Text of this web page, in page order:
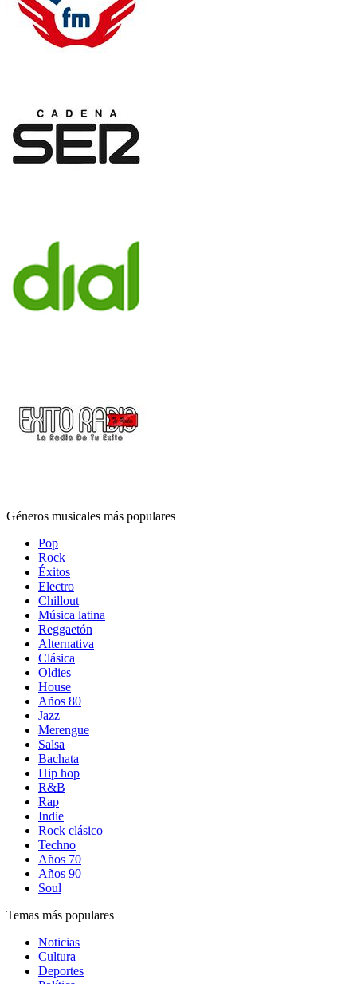
Géneros musicales más populares
Pop
Rock
Éxitos
Electro
Chillout
Música latina
Reggaetón
Alternativa
Clásica
Oldies
House
Años 80
Jazz
Merengue
Salsa
Bachata
Hip hop
R&B
Rap
Indie
Rock clásico
Techno
Años 70
Años 90
Soul
Temas más populares
Noticias
Cultura
Deportes